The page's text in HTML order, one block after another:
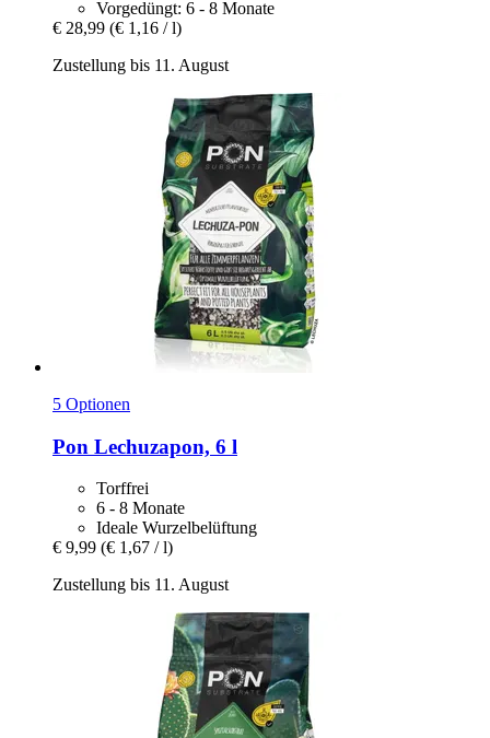
Vorgedüngt: 6 - 8 Monate
€ 28,99 (€ 1,16 / l)
Zustellung bis 11. August
5 Optionen
Pon Lechuzapon, 6 l
Torffrei
6 - 8 Monate
Ideale Wurzelbelüftung
€ 9,99 (€ 1,67 / l)
Zustellung bis 11. August